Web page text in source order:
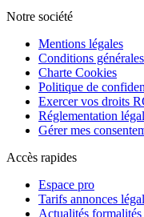
Notre société
Mentions légales
Conditions
Charte Cookies
Politique de
Exercer vos droits
Réglementation
Gérer mes
Accès rapides
Espace pro
Tarifs annonces
Actualités formalités